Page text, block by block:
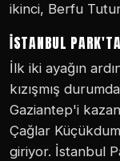
ikinci, Berfu
İSTANBUL
İlk iki ayağın
kızışmış
Gaziantep'i
Çağlar
giriyor. İstanbul